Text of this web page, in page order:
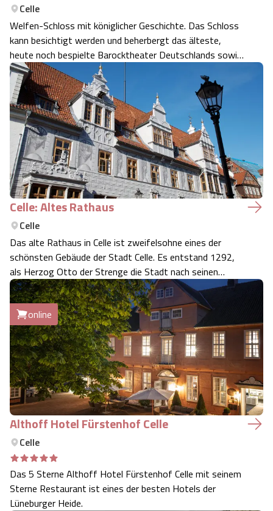
Celle
Welfen-Schloss mit königlicher Geschichte. Das Schloss
kann besichtigt werden und beherbergt das älteste,
heute noch bespielte Barocktheater Deutschlands sowie
auch die Schlosskapelle, das einzige Gotteshaus nördlich
der Alpen mit vollständig erhaltener Renaissance-
Ausstattung.
Celle: Altes Rathaus
Celle
Das alte Rathaus in Celle ist zweifelsohne eines der
schönsten Gebäude der Stadt Celle. Es entstand 1292,
als Herzog Otto der Strenge die Stadt nach seinen
Plänen anlegen ließ und ist bis heute ein eindrucksvolles
Zeugnis der Herzogherrschaft Celles.
online
Althoff Hotel Fürstenhof Celle
Celle
Das 5 Sterne Althoff Hotel Fürstenhof Celle mit seinem
Sterne Restaurant ist eines der besten Hotels der
Lüneburger Heide.